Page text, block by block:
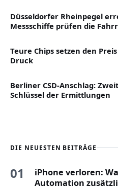
Düsseldorfer Rheinpegel
Messschiffe prüfen die
Teure Chips setzen den
Druck
Berliner CSD-Anschlag:
Schlüssel der Ermittlungen
DIE NEUESTEN BEITRÄGE
01
iPhone verloren:
Automation